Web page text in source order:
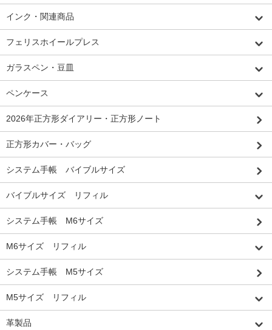
インク・関連商品
フェリスホイールプレス
ガラスペン・豆皿
ペンケース
2026年正方形ダイアリー・正方形ノート
正方形カバー・バッグ
システム手帳 バイブルサイズ
バイブルサイズ リフィル
システム手帳 M6サイズ
M6サイズ リフィル
システム手帳 M5サイズ
M5サイズ リフィル
革製品